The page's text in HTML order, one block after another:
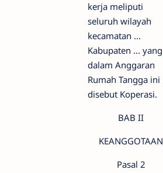
kerja meliputi
seluruh wilayah
kecamatan ...
Kabupaten ... yang
dalam Anggaran
Rumah Tangga ini
disebut Koperasi.
BAB II
KEANGGOTAAN
Pasal 2